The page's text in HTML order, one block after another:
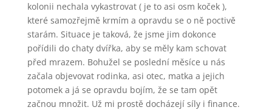
kolonii nechala vykastrovat ( je to asi osm koček ),
které samozřejmě krmím a opravdu se o ně poctivě
starám. Situace je taková, že jsme jim dokonce
pořídili do chaty dvířka, aby se měly kam schovat
před mrazem. Bohužel se poslední měsíce u nás
začala objevovat rodinka, asi otec, matka a jejich
potomek a já se opravdu bojím, že se tam opět
začnou množit. Už mi prostě docházejí síly i finance.